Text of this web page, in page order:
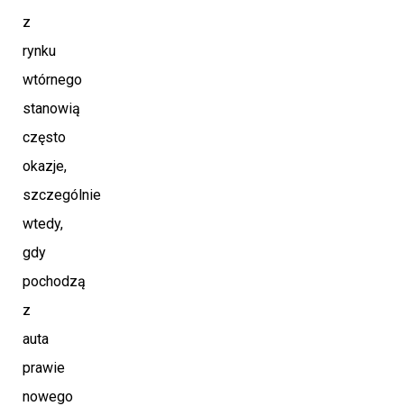
z
rynku
wtórnego
stanowią
często
okazje,
szczególnie
wtedy,
gdy
pochodzą
z
auta
prawie
nowego